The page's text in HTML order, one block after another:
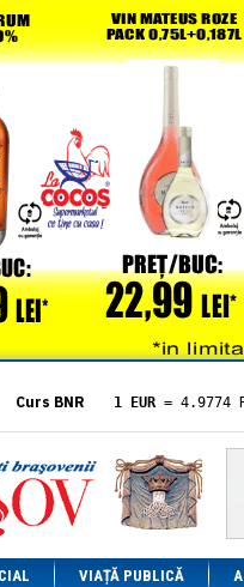
Curs BNR 1 EUR = 4.9774
= 5.8304
1 XAU= 464.4611
1 AED= 1.1933
1 AUD= 2.7957
1 BGN= 2.5449
1 CAD= 3.1559
VIAȚĂ PUBLICĂ